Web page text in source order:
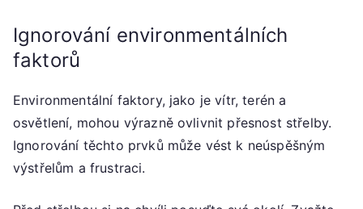
Ignorování environmentálních
faktorů
Environmentální faktory, jako je vítr, terén a
osvětlení, mohou výrazně ovlivnit přesnost střelby.
Ignorování těchto prvků může vést k neúspěšným
výstřelům a frustraci.